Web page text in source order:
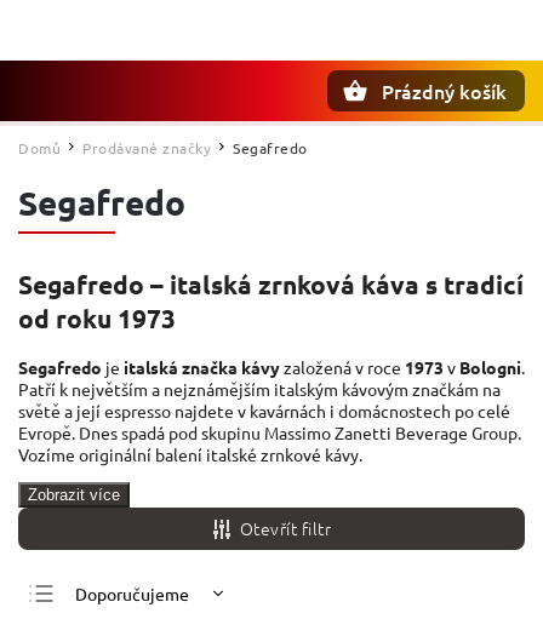
Prázdný košík
Domů / Prodávané značky / Segafredo
Segafredo
Segafredo – italská zrnková káva s tradicí
od roku 1973
Segafredo je italská značka kávyzaložená v roce 1973 v Bologni.
Patří k největším a nejznámějším italským kávovým značkám na
světě a její espresso najdete v kavárnách i domácnostech po celé
Evropě. Dnes spadá pod skupinu Massimo Zanetti Beverage Group.
Vozíme originální balení italské zrnkové kávy.
Zobrazit více
Otevřít filtr
Doporučujeme